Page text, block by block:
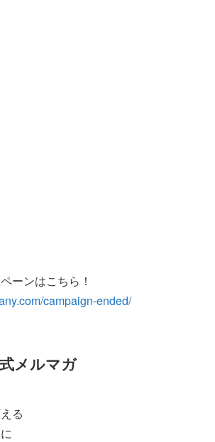
ーンはこちら！
campaign-ended/
メルマガ
る